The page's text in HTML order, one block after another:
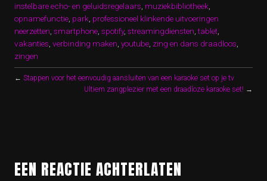
instelbare echo- en geluidsregelaars muziekbibliotheek
opnamefunctie park professioneel klinkende uitvoeringen
neerzetten smartphone spotify, streamingdiensten ,tablet
vakanties verbinding maken youtube zing en dans draadloos
zingen
← Stappen voor het eenvoudig aansluiten van een karaoke set op je tv
Ultiem zangplezier met een draadloze karaoke set! →
EEN REACTIE ACHTERLATEN